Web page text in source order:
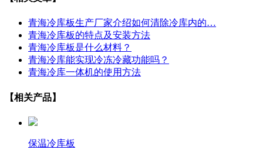
青海冷库板生产厂家介绍如何清除冷库内的…
青海冷库板的特点及安装方法
青海冷库板是什么材料？
青海冷库能实现冷冻冷藏功能吗？
青海冷库一体机的使用方法
【相关产品】
保温冷库板